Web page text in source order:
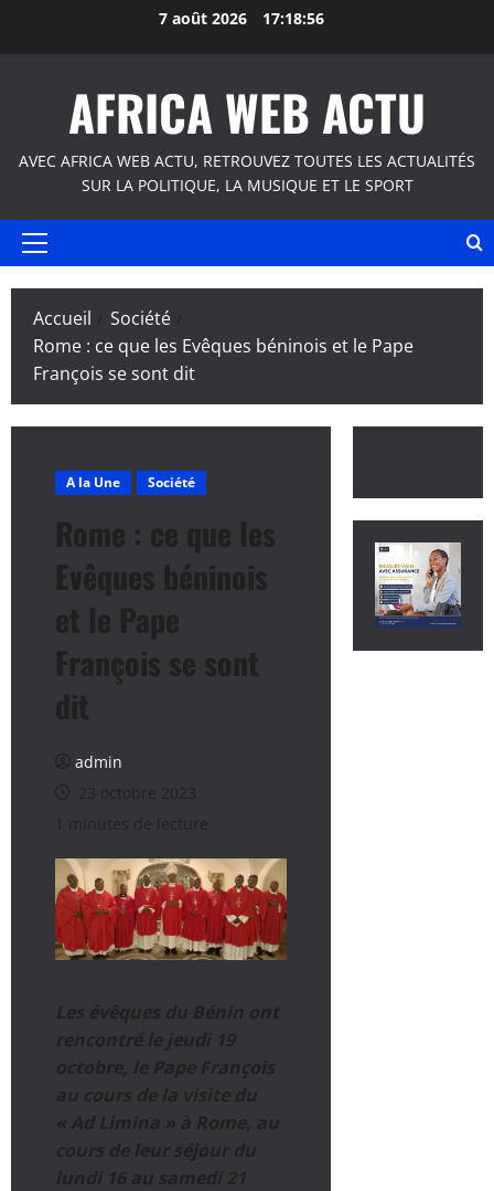
7 août 2026 17:18:57
AFRICA WEB ACTU
AVEC AFRICA WEB ACTU, RETROUVEZ TOUTES LES ACTUALITÉS
SUR LA POLITIQUE, LA MUSIQUE ET LE SPORT
Menu
Accueil
Société
Rome : ce que les Evêques béninois et le Pape
François se sont dit
A la Une Société
Rome : ce que les
Evêques béninois
et le Pape
François se sont
dit
admin
23 octobre 2023
1 minutes de lecture
Les évêques du Bénin ont
rencontré le jeudi 19
octobre, le Pape François
au cours de la visite du
« Ad Limina » à Rome, au
cours de leur séjour du
lundi 16 au samedi 21